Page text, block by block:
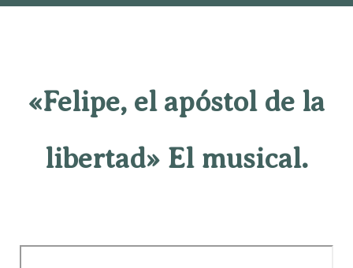
«Felipe, el apóstol de la
libertad» El musical.